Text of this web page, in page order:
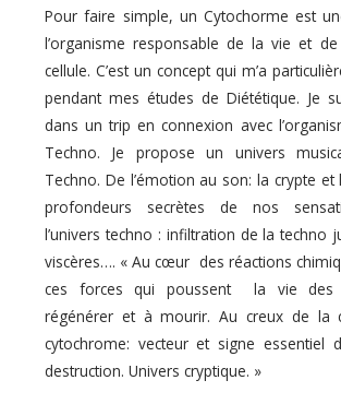
Pour faire simple, un Cytochorme est
l’organisme responsable de la vie et
cellule. C’est un concept qui m’a
pendant mes études de Diététique. Je
dans un trip en connexion avec
Techno. Je propose un univers
Techno. De l’émotion au son: la crypte et
profondeurs secrètes de nos
l’univers techno :​ infiltration de la techno
viscères…. « Au cœur des réactions
ces forces qui poussent la vie des
régénérer et à mourir. Au creux de la
cytochrome: vecteur et signe essentiel
destruction. Univers cryptique. »